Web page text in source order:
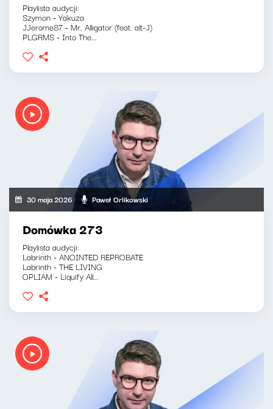
Playlista audycji:
Szymon - Yakuza
JJerome87 - Mr. Alligator (feat. alt-J)
PLGRMS - Into The...
30 maja 2026 Paweł Orlikowski
Domówka 273
Playlista audycji:
Labrinth - ANOINTED REPROBATE
Labrinth - THE LIVING
OPLIAM - Liquify All...